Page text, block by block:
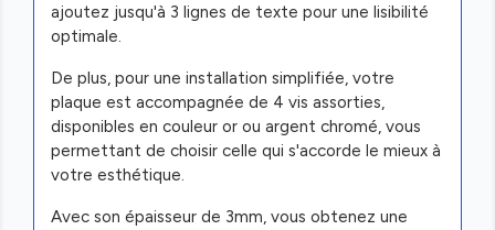
ajoutez jusqu'à 3 lignes de texte pour une lisibilité
optimale.
De plus, pour une installation simplifiée, votre
plaque est accompagnée de 4 vis assorties,
disponibles en couleur or ou argent chromé, vous
permettant de choisir celle qui s'accorde le mieux à
votre esthétique.
Avec son épaisseur de 3mm, vous obtenez une